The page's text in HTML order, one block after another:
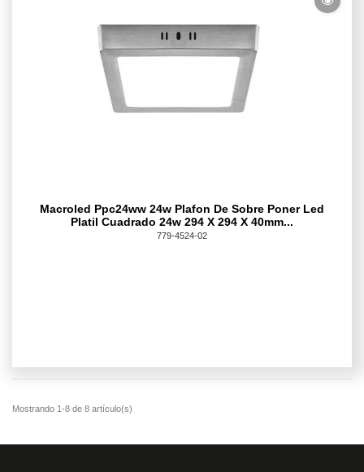
Macroled Ppc24ww 24w Plafon De Sobre Poner Led
Platil Cuadrado 24w 294 X 294 X 40mm...
779-4524-02